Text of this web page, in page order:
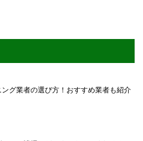
グ業者の選び方！おすすめ業者も紹介